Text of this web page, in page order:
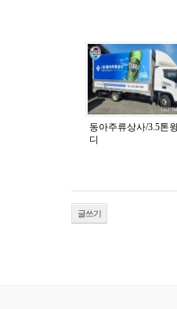
동아주류상사/3.5톤
디
글쓰기